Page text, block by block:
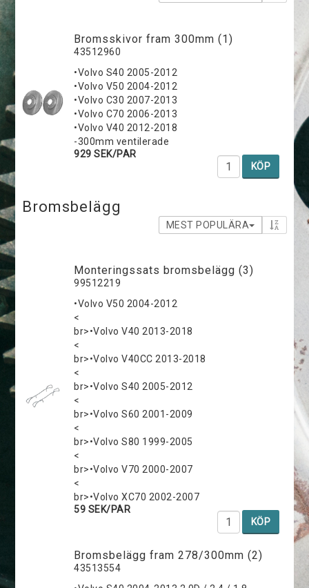
Bromsskivor fram 300mm (1)
43512960
•Volvo S40 2005-2012
•Volvo V50 2004-2012
•Volvo C30 2007-2013
•Volvo C70 2006-2013
•Volvo V40 2012-2018
-300mm ventilerade
929 SEK/PAR
KÖP
Bromsbelägg
MEST POPULÄRA
Monteringssats bromsbelägg (3)
99512219
•Volvo V50 2004-2012
<
br>•Volvo V40 2013-2018
<
br>•Volvo V40CC 2013-2018
<
br>•Volvo S40 2005-2012
<
br>•Volvo S60 2001-2009
<
br>•Volvo S80 1999-2005
<
br>•Volvo V70 2000-2007
<
br>•Volvo XC70 2002-2007
59 SEK/PAR
KÖP
Bromsbelägg fram 278/300mm (2)
43513554